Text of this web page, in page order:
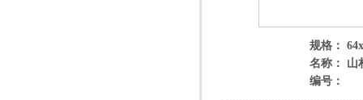
规格：
名称： 山
编号：